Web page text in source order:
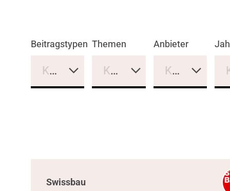
Beitragstypen
Keine Auswahl
Themen
Keine Auswahl
Anbieter
Keine
Swissbau